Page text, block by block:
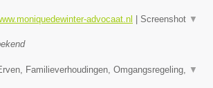
advocaat.nl Screenshot ▼
Familieverhoudingen, Omgangsregeling, ▼